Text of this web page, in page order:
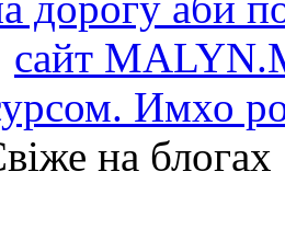
сайт
Имхо
на блогах